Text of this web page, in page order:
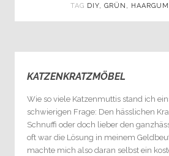
TAG DIY, GRÜN ,
KATZENKRATZMÖBEL
Wie so viele Katzenmuttis stand ich
schwierigen Frage: Den hässlichen
Schnuffi oder doch lieber den
oft war die Lösung in meinem
machte mich also daran selbst ein